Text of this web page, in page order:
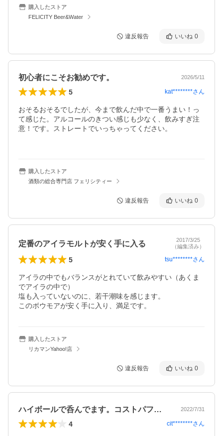
購入したストア
FELICITY Beer&Water
違反報告 いいね 0
初心者にこそお勧めです。 2026/5/11
5 kat********さん
おそるおそるでしたが、今まで飲んだ中で一番うまい！っ
て感じた。アルコールのきつい感じも少なく、飲みすぎ注
意！です。ストレートでいっちゃってください。
購入したストア
酒類の総合専門店 フェリシティー
違反報告 いいね 0
定番のアイラモルトが安く手に入る
2017/3/25
（編集済み）
5 tsu********さん
アイラの中でもバランスがとれていて飲みやすい（あくま
でアイラの中で）
塩も入っていないのに、若干潮味を感じます。
このボウモアが安く手に入り、満足です。
購入したストア
リカマンYahoo!店
違反報告 いいね 0
ハイボールで呑んでます。コストパフォー… 2022/7/31
4 cit********さん